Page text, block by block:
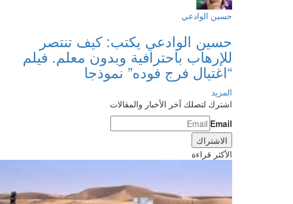
حسين الوادعي
حسين الوادعي يكتب: كيف تنتصر
للإرهاب باحترافية وبدون معلم. فيلم
“اغتيال فرج فوده” نموذجا
المزيد
اشترك لتصلك آخر الأخبار والمقالات
Email
الأكثر قراءة